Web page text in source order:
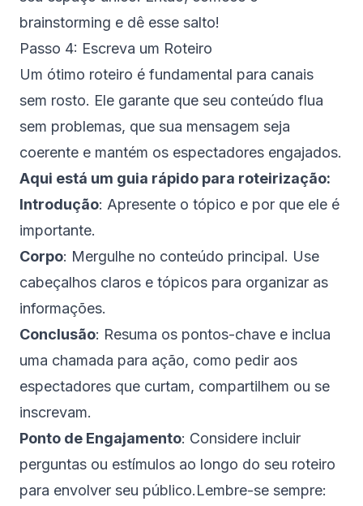
brainstorming e dê esse salto!
Passo 4: Escreva um Roteiro
Um ótimo roteiro é fundamental para canais
sem rosto. Ele garante que seu conteúdo flua
sem problemas, que sua mensagem seja
coerente e mantém os espectadores engajados.
Aqui está um guia rápido para roteirização:
Introdução: Apresente o tópico e por que ele é
importante.
Corpo: Mergulhe no conteúdo principal. Use
cabeçalhos claros e tópicos para organizar as
informações.
Conclusão: Resuma os pontos-chave e inclua
uma chamada para ação, como pedir aos
espectadores que curtam, compartilhem ou se
inscrevam.
Ponto de Engajamento: Considere incluir
perguntas ou estímulos ao longo do seu roteiro
para envolver seu público.Lembre-se sempre: